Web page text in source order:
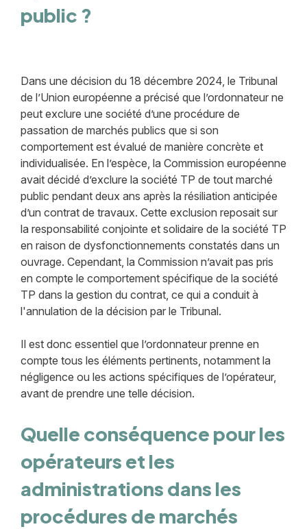
public ?
Dans une décision du 18 décembre 2024, le Tribunal
de l’Union européenne a précisé que l’ordonnateur ne
peut exclure une société d’une procédure de
passation de marchés publics que si son
comportement est évalué de manière concrète et
individualisée. En l’espèce, la Commission européenne
avait décidé d’exclure la société TP de tout marché
public pendant deux ans après la résiliation anticipée
d’un contrat de travaux. Cette exclusion reposait sur
la responsabilité conjointe et solidaire de la société TP
en raison de dysfonctionnements constatés dans un
ouvrage. Cependant, la Commission n’avait pas pris
en compte le comportement spécifique de la société
TP dans la gestion du contrat, ce qui a conduit à
l'annulation de la décision par le Tribunal.
Il est donc essentiel que l’ordonnateur prenne en
compte tous les éléments pertinents, notamment la
négligence ou les actions spécifiques de l’opérateur,
avant de prendre une telle décision.
Quelle conséquence pour les
opérateurs et les
administrations dans les
procédures de marchés